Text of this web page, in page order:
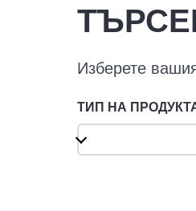
Изберете
ТИП НА